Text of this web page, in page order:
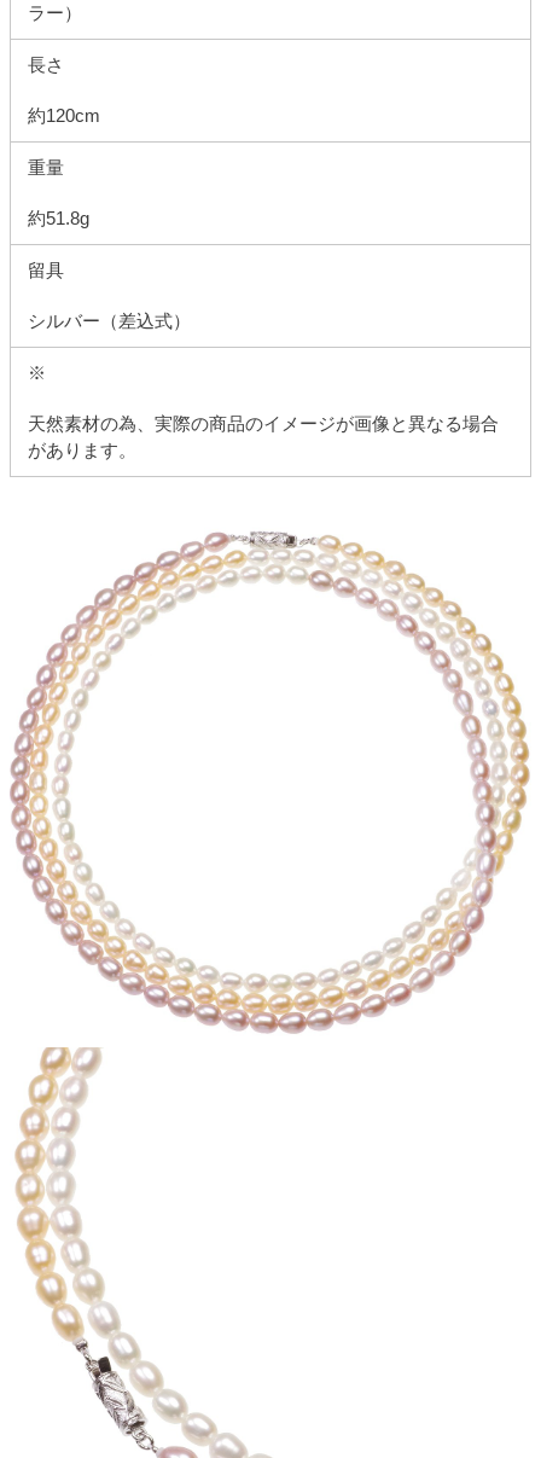
ラー）
長さ
約120cm
重量
約51.8g
留具
シルバー（差込式）
※
天然素材の為、実際の商品のイメージが画像と異なる場合
があります。